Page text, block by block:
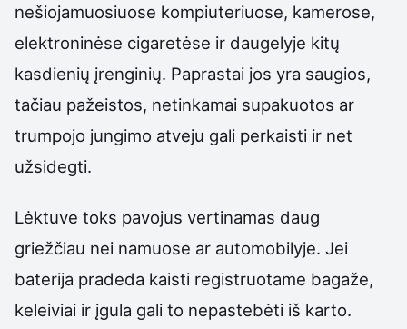
nešiojamuosiuose kompiuteriuose, kamerose,
elektroninėse cigaretėse ir daugelyje kitų
kasdienių įrenginių. Paprastai jos yra saugios,
tačiau pažeistos, netinkamai supakuotos ar
trumpojo jungimo atveju gali perkaisti ir net
užsidegti.
Lėktuve toks pavojus vertinamas daug
griežčiau nei namuose ar automobilyje. Jei
baterija pradeda kaisti registruotame bagaže,
keleiviai ir įgula gali to nepastebėti iš karto.